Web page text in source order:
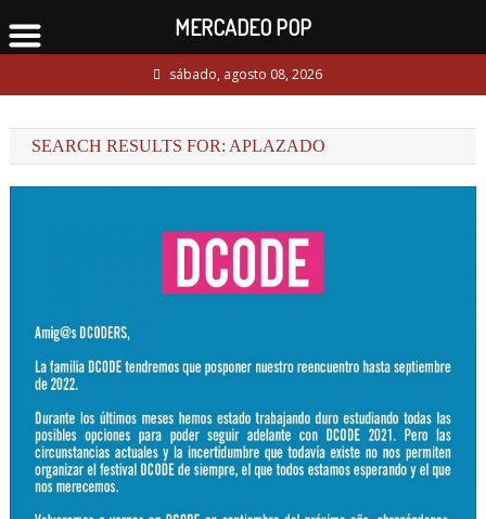
to
sábado, agosto 08, 2026
SEARCH RESULTS FOR: APLAZADO
MERCADEO POP